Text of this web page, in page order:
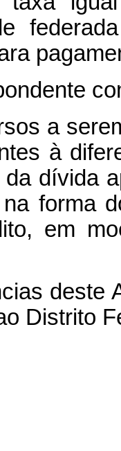
a serem
à
da dívida
forma
em
deste
Distrito